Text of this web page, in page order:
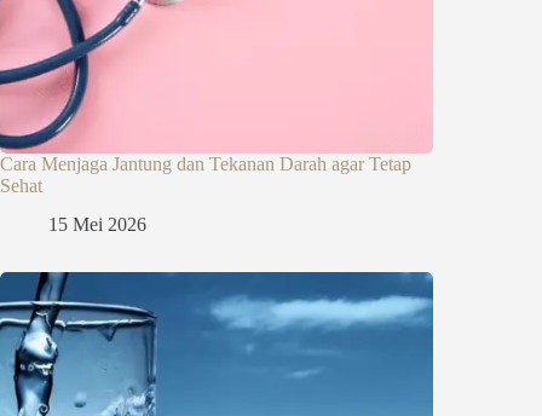
Cara Menjaga Jantung dan Tekanan Darah agar Tetap
Sehat
15 Mei 2026